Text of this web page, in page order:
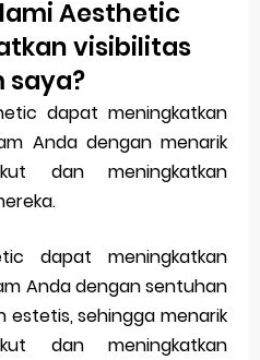
Aesthetic
visibilitas
saya?
dapat meningkatkan
Anda dengan menarik
dan meningkatkan
dapat meningkatkan
Anda dengan sentuhan
estetis, sehingga menarik
dan meningkatkan